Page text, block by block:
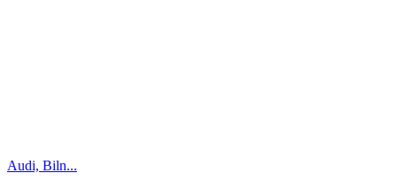
Audi, Biln...